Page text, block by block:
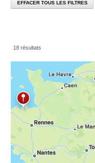
EFFACER TOUS LES FILTRES
18 résultats